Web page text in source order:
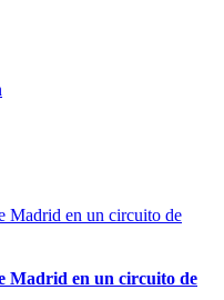
Madrid en un circuito de